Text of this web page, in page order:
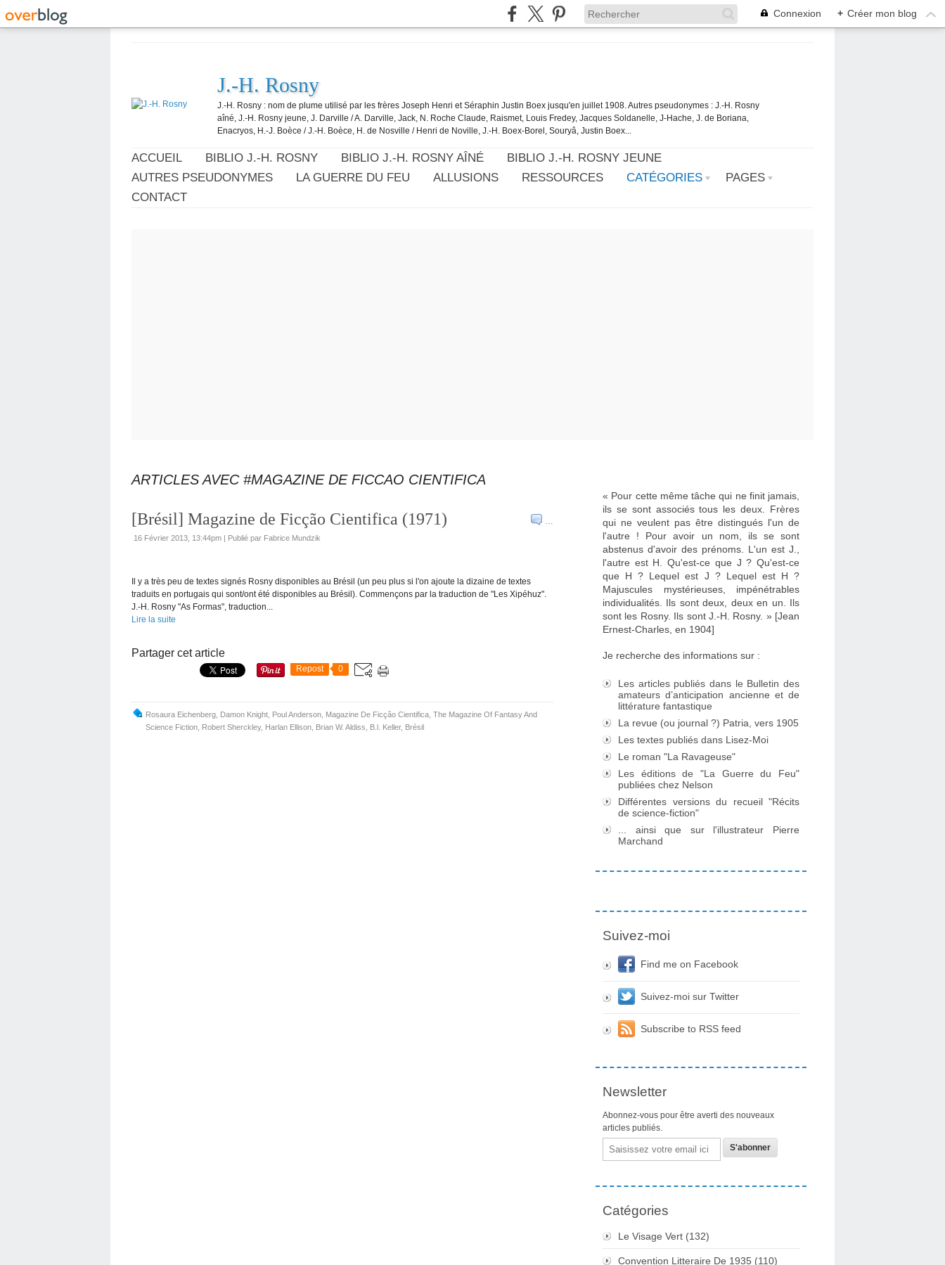
Connexion + Créer mon blog
J.-H. Rosny
J.-H. Rosny : nom de plume utilisé par les frères Joseph Henri et Séraphin Justin Boex jusqu'en juillet 1908. Autres pseudonymes : J.-H. Rosny
aîné, J.-H. Rosny jeune, J. Darville / A. Darville, Jack, N. Roche Claude, Raismet, Louis Fredey, Jacques Soldanelle, J-Hache, J. de Boriana,
Enacryos, H.-J. Boèce / J.-H. Boèce, H. de Nosville / Henri de Noville, J.-H. Boex-Borel, Souryâ, Justin Boex...
ACCUEIL BIBLIO J.-H. ROSNY BIBLIO J.-H. ROSNY AÎNÉ
BIBLIO J.-H. ROSNY JEUNE
AUTRES PSEUDONYMES
LA GUERRE DU FEU ALLUSIONS RESSOURCES CATÉGORIES
PAGES
CONTACT
ARTICLES AVEC #MAGAZINE DE FICCAO CIENTIFICA
…
[Brésil] Magazine de Ficção Cientifica (1971)
16 Février 2013, 13:44pm | Publié par Fabrice Mundzik
Il y a très peu de textes signés Rosny disponibles au Brésil (un peu plus si l'on ajoute la dizaine de textes
traduits en portugais qui sont/ont été disponibles au Brésil). Commençons par la traduction de "Les Xipéhuz".
J.-H. Rosny "As Formas", traduction...
Lire la suite
Partager cet article
Repost 0
Rosaura Eichenberg Damon Knight Poul Anderson Magazine De Ficção Cientifica The Magazine Of Fantasy And
Science Fiction Robert Sherckley, Harlan Ellison Brian W. Aldiss B.l. Keller, Brésil
« Pour cette même tâche qui ne finit jamais,
ils se sont associés tous les deux. Frères
qui ne veulent pas être distingués l'un de
l'autre ! Pour avoir un nom, ils se sont
abstenus d'avoir des prénoms. L'un est J.,
l'autre est H. Qu'est-ce que J ? Qu'est-ce
que H ? Lequel est J ? Lequel est H ?
Majuscules mystérieuses, impénétrables
individualités. Ils sont deux, deux en un. Ils
sont les Rosny. Ils sont J.-H. Rosny. » [Jean
Ernest-Charles, en 1904]
Je recherche des informations sur :
Les articles publiés dans le Bulletin des
amateurs d’anticipation ancienne et de
littérature fantastique
La revue (ou journal ?) Patria, vers 1905
Les textes publiés dans Lisez-Moi
Le roman "La Ravageuse"
Les éditions de "La Guerre du Feu"
publiées chez Nelson
Différentes versions du recueil "Récits
de science-fiction"
... ainsi que sur l'illustrateur Pierre
Marchand
Suivez-moi
Find me on Facebook
Suivez-moi sur Twitter
Subscribe to RSS feed
Newsletter
Abonnez-vous pour être averti des nouveaux
articles publiés.
Email
Catégories
Le Visage Vert (132)
Convention Litteraire De 1935 (110)